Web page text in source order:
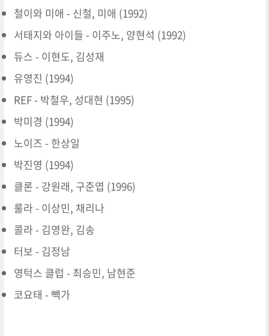
철이와 미애 - 신철, 미애 (1992)
서태지와 아이들 - 이주노, 양현석 (1992)
듀스 - 이현도, 김성재
유영진 (1994)
REF - 박철우, 성대현 (1995)
박미경 (1994)
노이즈 - 한상일
박진영 (1994)
클론 - 강원래, 구준엽 (1996)
룰라 - 이상민, 채리나
콜라 - 김영완, 김송
터보 - 김정남
영턱스 클럽 - 최승민, 남현준
코요태 - 빽가